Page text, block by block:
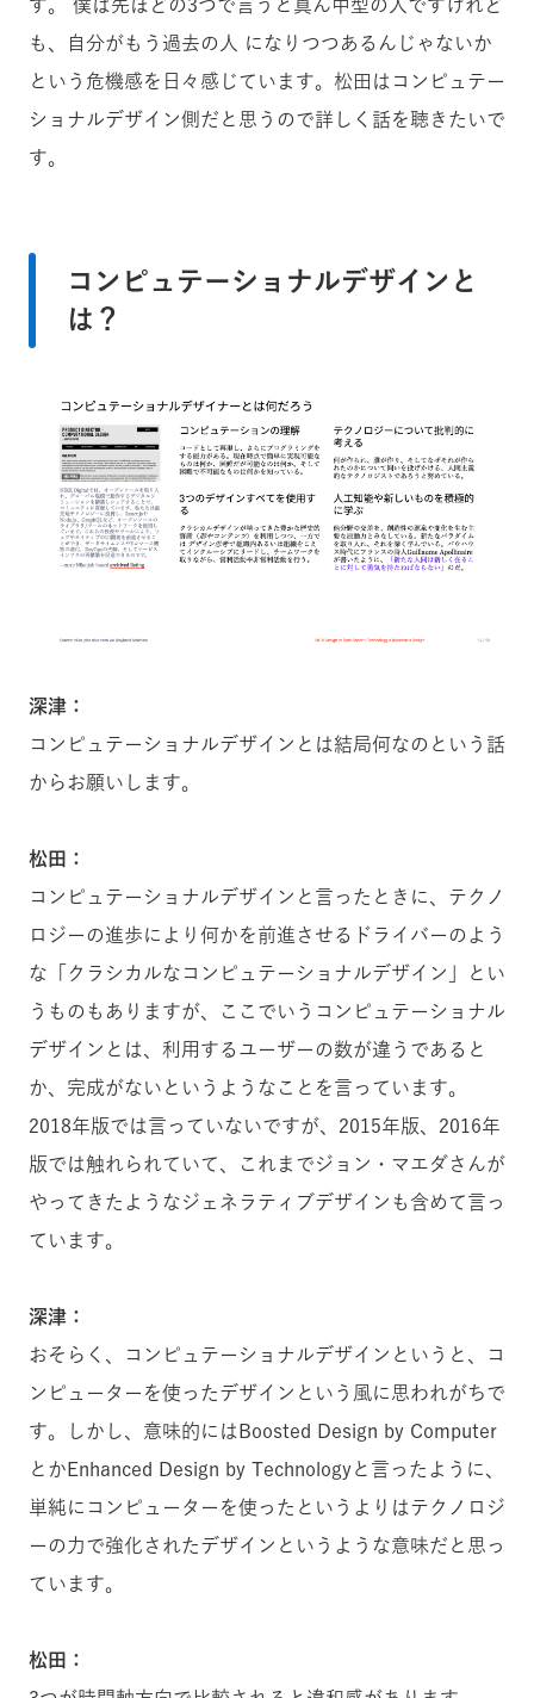
す。 僕は先ほどの3つで言うと真ん中型の人ですけれど
も、自分がもう過去の人 になりつつあるんじゃないか
という危機感を日々感じています。松田はコンピュテー
ショナルデザイン側だと思うので詳しく話を聴きたいで
す。
コンピュテーショナルデザインと
は？
深津：
コンピュテーショナルデザインとは結局何なのという話
からお願いします。
松田：
コンピュテーショナルデザインと言ったときに、テクノ
ロジーの進歩により何かを前進させるドライバーのよう
な「クラシカルなコンピュテーショナルデザイン」とい
うものもありますが、ここでいうコンピュテーショナル
デザインとは、利用するユーザーの数が違うであると
か、完成がないというようなことを言っています。
2018年版では言っていないですが、2015年版、2016年
版では触れられていて、これまでジョン・マエダさんが
やってきたようなジェネラティブデザインも含めて言っ
ています。
深津：
おそらく、コンピュテーショナルデザインというと、コ
ンピューターを使ったデザインという風に思われがちで
す。しかし、意味的にはBoosted Design by Computer
とかEnhanced Design by Technologyと言ったように、
単純にコンピューターを使ったというよりはテクノロジ
ーの力で強化されたデザインというような意味だと思っ
ています。
松田：